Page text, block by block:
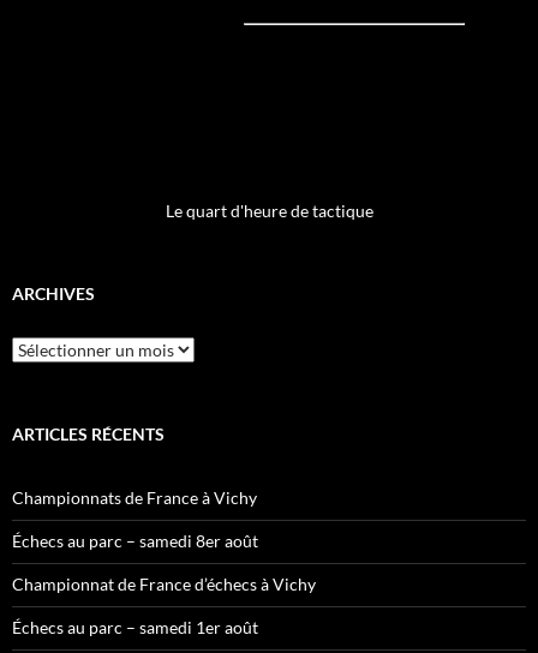
Le quart d'heure de tactique
ARCHIVES
Archives
ARTICLES RÉCENTS
Championnats de France à Vichy
Échecs au parc – samedi 8er août
Championnat de France d’échecs à Vichy
Échecs au parc – samedi 1er août